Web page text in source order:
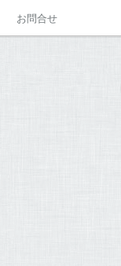
お問合せ